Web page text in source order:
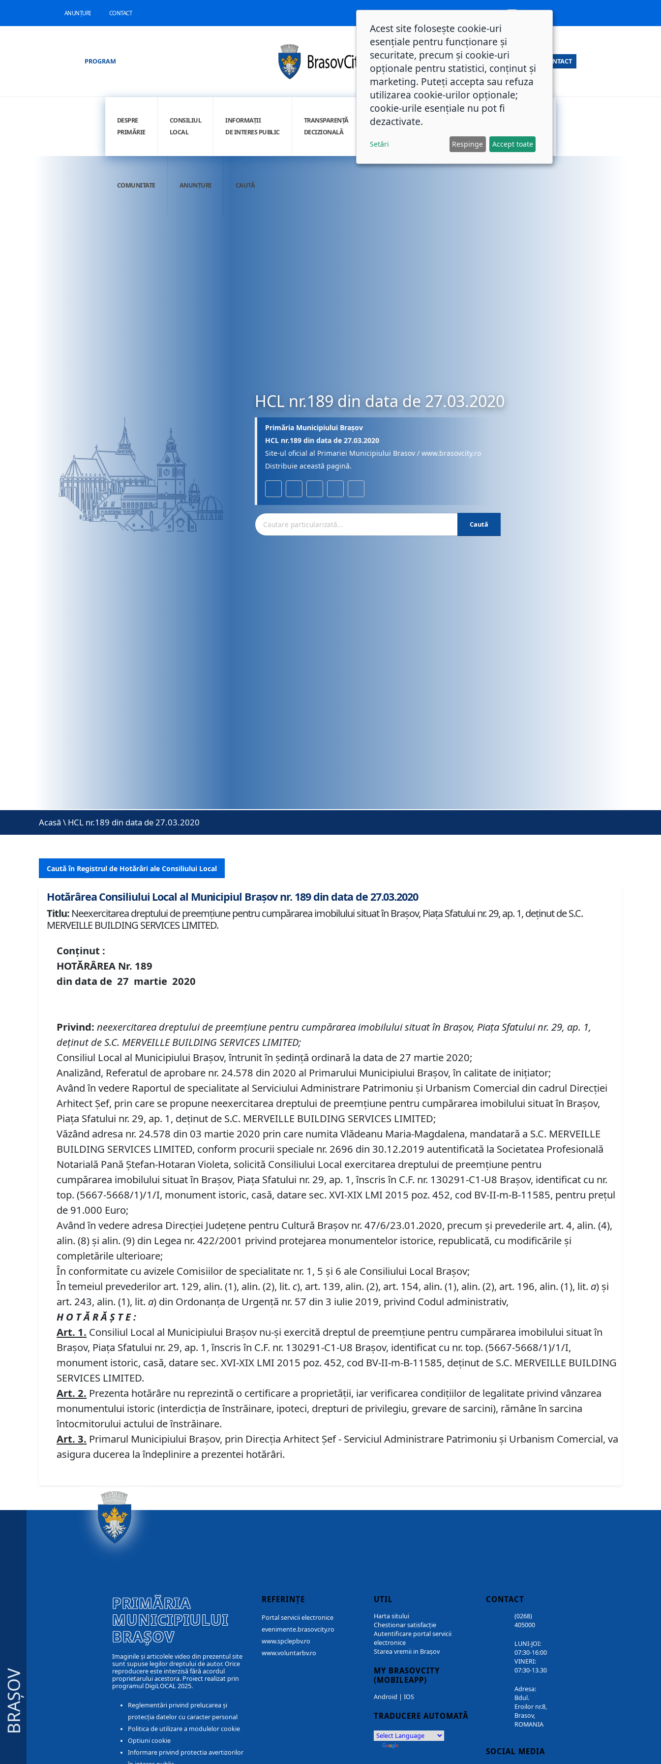
ANUNȚURI CONTACT
PROGRAM CONTACT
DESPRE
PRIMĂRIE
CONSILIUL
LOCAL
INFORMAȚII
DE INTERES PUBLIC
TRANSPARENȚĂ
DECIZIONALĂ
INTEGRITATE
COMUNITATE ANUNȚURI CAUTĂ
HCL nr.189 din data de 27.03.2020
Primăria Municipiului Brașov
HCL nr.189 din data de 27.03.2020
Site-ul oficial al Primariei Municipiului Brasov / www.brasovcity.ro
Distribuie această pagină.
Caută
Acasă \ HCL nr.189 din data de 27.03.2020
Caută în Registrul de Hotărâri ale Consiliului Local
Hotărârea Consiliului Local al Municipiul Brașov nr. 189 din data de 27.03.2020
Titlu: Neexercitarea dreptului de preemţiune pentru cumpărarea imobilului situat în Braşov, Piaţa Sfatului nr. 29, ap. 1, deţinut de S.C.
MERVEILLE BUILDING SERVICES LIMITED.
Conținut :
HOTĂRÂREA Nr. 189
din data de 27 martie2020
Privind: neexercitarea dreptului de preemţiune pentru cumpărarea imobilului situat în Braşov, Piaţa Sfatului nr. 29, ap. 1,
deţinut de S.C. MERVEILLE BUILDING SERVICES LIMITED;
Consiliul Local al Municipiului Brașov, întrunit în ședință ordinară la data de 27 martie 2020;
Analizând, Referatul de aprobare nr. 24.578 din 2020 al Primarului Municipiului Braşov, în calitate de inițiator;
Având în vedere Raportul de specialitate al Serviciului Administrare Patrimoniu şi Urbanism Comercial din cadrul Direcției
Arhitect Șef, prin care se propune neexercitarea dreptului de preemţiune pentru cumpărarea imobilului situat în Braşov,
Piaţa Sfatului nr. 29, ap. 1, deţinut de S.C. MERVEILLE BUILDING SERVICES LIMITED;
Văzând adresa nr. 24.578 din 03 martie 2020 prin care numita Vlădeanu Maria-Magdalena, mandatară a S.C. MERVEILLE
BUILDING SERVICES LIMITED, conform procurii speciale nr. 2696 din 30.12.2019 autentificată la Societatea Profesională
Notarială Pană Ştefan-Hotaran Violeta, solicită Consiliului Local exercitarea dreptului de preemţiune pentru
cumpărarea imobilului situat în Braşov, Piaţa Sfatului nr. 29, ap. 1, înscris în C.F. nr. 130291-C1-U8 Braşov, identificat cu nr.
top. (5667-5668/1)/1/I, monument istoric, casă, datare sec. XVI-XIX LMI 2015 poz. 452, cod BV-II-m-B-11585, pentru preţul
de 91.000 Euro;
Având în vedere adresa Direcţiei Judeţene pentru Cultură Braşov nr. 47/6/23.01.2020, precum şi prevederile art. 4, alin. (4),
alin. (8) şi alin. (9) din Legea nr. 422/2001 privind protejarea monumentelor istorice, republicată, cu modificările şi
completările ulterioare;
În conformitate cu avizele Comisiilor de specialitate nr. 1, 5 și 6 ale Consiliului Local Brașov;
În temeiul prevederilor art. 129, alin. (1), alin. (2), lit. c), art. 139, alin. (2), art. 154, alin. (1), alin. (2), art. 196, alin. (1), lit. a) și
art. 243, alin. (1), lit. a) din Ordonanța de Urgență nr. 57 din 3 iulie 2019, privind Codul administrativ,
H O T Ă R Ă Ş T E :
Art. 1. Consiliul Local al Municipiului Braşov nu-şi exercită dreptul de preemţiune pentru cumpărarea imobilului situat în
Braşov, Piaţa Sfatului nr. 29, ap. 1, înscris în C.F. nr. 130291-C1-U8 Braşov, identificat cu nr. top. (5667-5668/1)/1/I,
monument istoric, casă, datare sec. XVI-XIX LMI 2015 poz. 452, cod BV-II-m-B-11585, deţinut de S.C. MERVEILLE BUILDING
SERVICES LIMITED.
Art. 2. Prezenta hotărâre nu reprezintă o certificare a proprietăţii, iar verificarea condiţiilor de legalitate privind vânzarea
monumentului istoric (interdicţia de înstrăinare, ipoteci, drepturi de privilegiu, grevare de sarcini), rămâne în sarcina
întocmitorului actului de înstrăinare.
Art. 3. Primarul Municipiului Braşov, prin Direcția Arhitect Șef - Serviciul Administrare Patrimoniu şi Urbanism Comercial, va
asigura ducerea la îndeplinire a prezentei hotărâri.
BRAȘOV
PRIMĂRIA
MUNICIPIULUI
BRAȘOV
Imaginile și articolele video din prezentul site
sunt supuse legilor dreptului de autor. Orice
reproducere este interzisă fără acordul
proprietarului acestora. Proiect realizat prin
programul DigiLOCAL 2025.
Reglementări privind prelucarea și
protecția datelor cu caracter personal
Politica de utilizare a modulelor cookie
Optiuni cookie
Informare privind protectia avertizorilor
REFERINȚE
Portal servicii electronice
evenimente.brasovcity.ro
www.spclepbv.ro
www.voluntarbv.ro
UTIL
Harta sitului
Chestionar satisfacție
Autentificare portal servicii
electronice
Starea vremii in Brașov
MY BRASOVCITY
(MOBILEAPP)
Android | IOS
TRADUCERE AUTOMATĂ
CONTACT
(0268)
405000
LUNI-JOI:
07:30-16:00
VINERI:
07:30-13.30
Adresa:
Bdul.
Eroilor nr.8,
Brasov,
ROMANIA
SOCIAL MEDIA
Acest site folosește cookie-uri
esențiale pentru funcționare și
securitate, precum și cookie-uri
opționale pentru statistici, conținut și
marketing. Puteți accepta sau refuza
utilizarea cookie-urilor opționale;
cookie-urile esențiale nu pot fi
dezactivate.
Setări Respinge Accept toate